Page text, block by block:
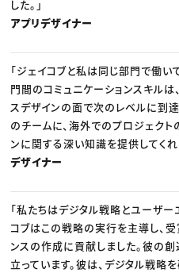
した。」
アプリデザイナー
「ジェイコブと私は同じ部門で働
門間のコミュニケーションスキルは
スデザインの面で次のレベルに到
のチームに、海外でのプロジェク
ンに関する深い知識を提供してくれ
デザイナー
「私たちはデジタル戦略とユーザ
コブはこの戦略の実行を主導し、
ンスの作成に貢献しました。彼の
立っています。彼は、デジタル戦